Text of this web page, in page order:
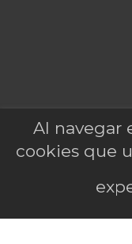
Al navegar
cookies que